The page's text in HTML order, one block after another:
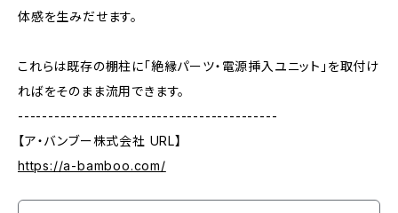
体感を生みだせます。
これらは既存の棚柱に「絶縁パーツ・電源挿入ユニット」を取付け
ればをそのまま流用できます。
-------------------------------------------
【ア・バンブー株式会社 URL】
https://a-bamboo.com/